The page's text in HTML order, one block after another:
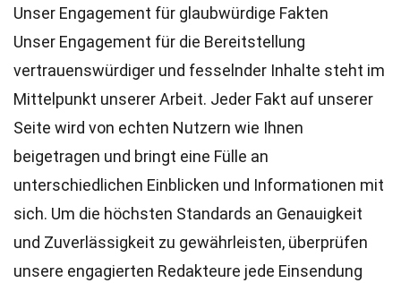
Unser Engagement für glaubwürdige Fakten
Unser Engagement für die Bereitstellung
vertrauenswürdiger und fesselnder Inhalte steht im
Mittelpunkt unserer Arbeit. Jeder Fakt auf unserer
Seite wird von echten Nutzern wie Ihnen
beigetragen und bringt eine Fülle an
unterschiedlichen Einblicken und Informationen mit
sich. Um die höchsten Standards an Genauigkeit
und Zuverlässigkeit zu gewährleisten, überprüfen
unsere engagierten Redakteure jede Einsendung